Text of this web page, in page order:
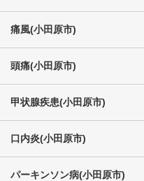
痛風(小田原市)
頭痛(小田原市)
甲状腺疾患(小田原市)
口内炎(小田原市)
パーキンソン病(小田原市)